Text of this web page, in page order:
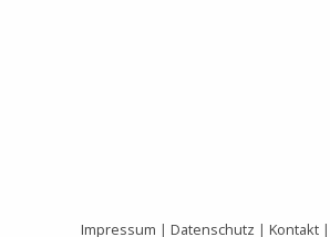
Impressum | Datenschutz | Kontakt |